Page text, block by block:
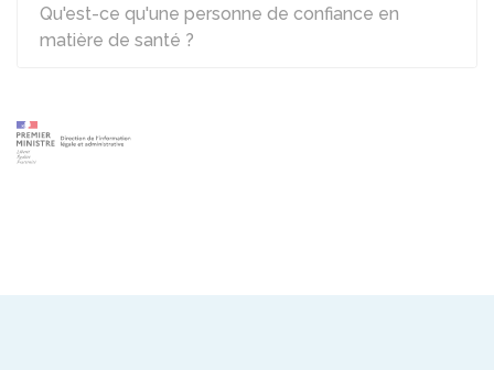
Qu'est-ce qu'une personne de confiance en
matière de santé ?